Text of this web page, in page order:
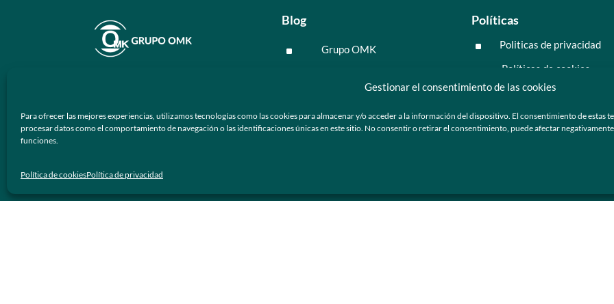
Gestionar el consentimiento de las cookies
Para ofrecer las mejores experiencias, utilizamos tecnologías como las cookies para almacenar y/o acceder a la información del dispositivo. El consentimiento de estas
procesar datos como el comportamiento de navegación o las identificaciones únicas en este sitio. No consentir o retirar el consentimiento, puede afectar
funciones.
Política de cookiesPolítica de privacidad
ópticos y lentes de sol de calidad y
prestigio a los negocios ópticos en
Blog
^ Grupo OMK
^ Tecnología
Políticas
^ Politicas de privacidad
Políticas de cookies
Preguntas frecuentes